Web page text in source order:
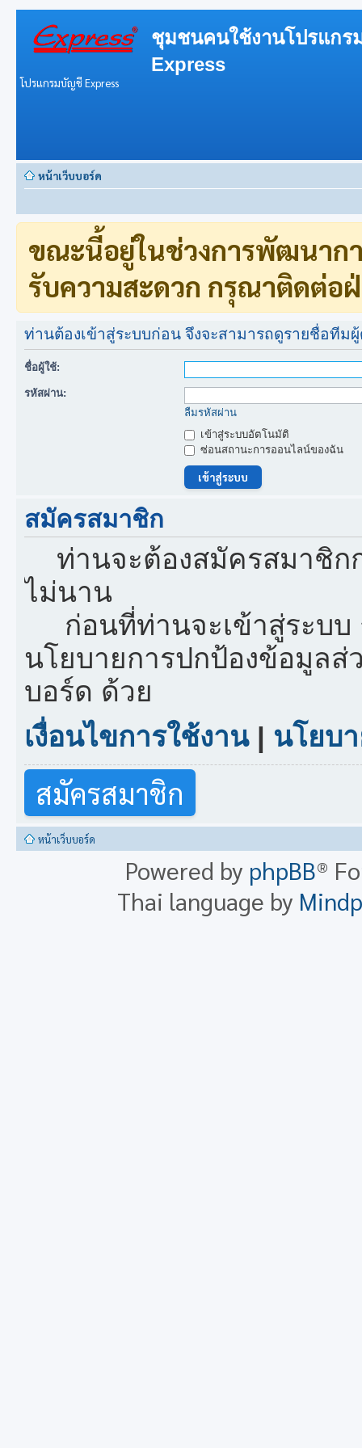
ชุมชนคนใช้งานโปรแก
Express
โปรแกรมบัญชี Express
หน้าเว็บบอร์ด
ขณะนี้อยู่ในช่วงการพัฒนาก
รับความสะดวก กรุณาติดต่อ
ท่านต้องเข้าสู่ระบบก่อน จึงจะสามารถดูรายชื่อทีม
ชื่อผู้ใช้:
รหัสผ่าน:
ลืมรหัสผ่าน
เข้าสู่ระบบอัตโนมัติ
ซ่อนสถานะการออนไลน์ของฉัน
สมัครสมาชิก
ท่านจะต้องสมัครสมาชิก
ไม่นาน
ก่อนที่ท่านจะเข้าสู่ระบบ
นโยบายการปกป้องข้อมูล
บอร์ด ด้วย
เงื่อนไขการใช้งาน| นโยบ
สมัครสมาชิก
หน้าเว็บบอร์ด
Powered by phpBB®
Thai language by